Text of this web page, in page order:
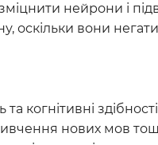
нейрони і
оскільки вони
когнітивні
нових мов